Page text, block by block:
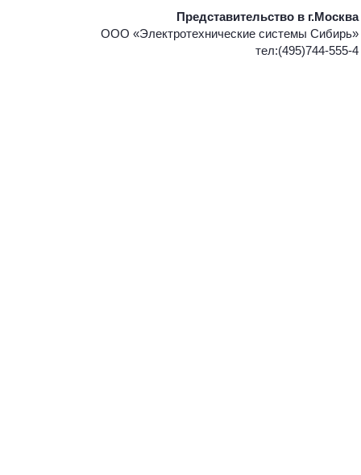
Представительство в г.Москва
ООО «Электротехнические системы Сибирь»
тел:(495)744-555-4